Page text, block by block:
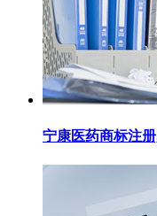
宁康医药商标注